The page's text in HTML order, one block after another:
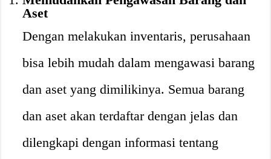
Aset
Dengan melakukan inventaris, perusahaan
bisa lebih mudah dalam mengawasi barang
dan aset yang dimilikinya. Semua barang
dan aset akan terdaftar dengan jelas dan
dilengkapi dengan informasi tentang